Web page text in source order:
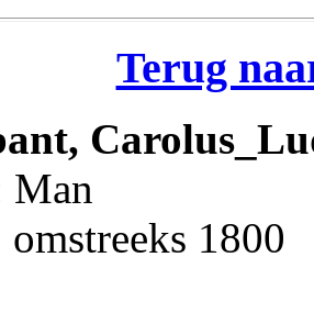
Terug
Man
1800